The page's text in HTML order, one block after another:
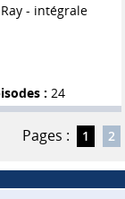
- intégrale
: 24
Pages : 1 2